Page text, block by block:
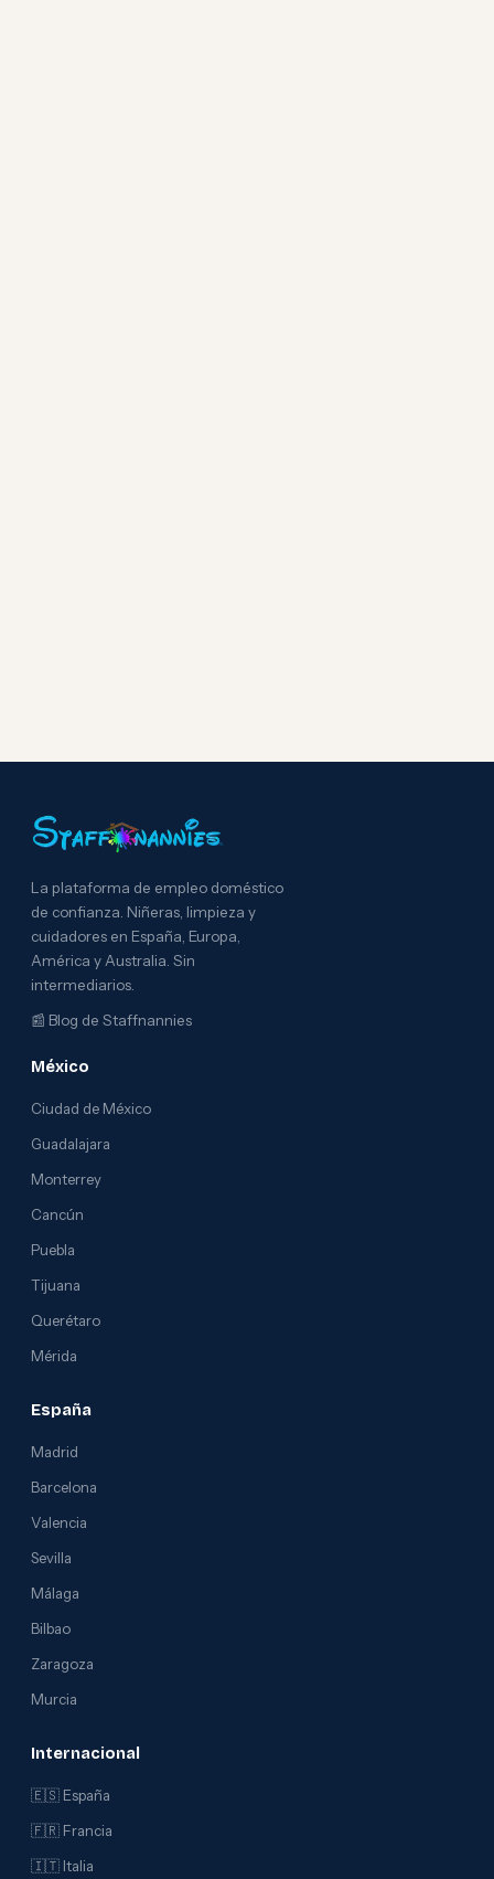
La plataforma de empleo doméstico
de confianza. Niñeras, limpieza y
cuidadores en España, Europa,
América y Australia. Sin
intermediarios.
📰 Blog de Staffnannies
México
Ciudad de México
Guadalajara
Monterrey
Cancún
Puebla
Tijuana
Querétaro
Mérida
España
Madrid
Barcelona
Valencia
Sevilla
Málaga
Bilbao
Zaragoza
Murcia
Internacional
🇪🇸 España
🇫🇷 Francia
🇮🇹 Italia